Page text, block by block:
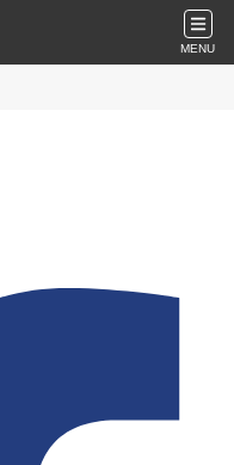
MENU